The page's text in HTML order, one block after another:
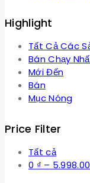
Highlight
Tất Cả Các
Bán Chạy
Mới Đến
Bán
Mục Nóng
Price Filter
Tất cả
0 ₫ –